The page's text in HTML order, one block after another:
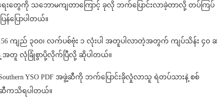
တွေကို သဘောမကျတာကြောင့် ခုလို ဘက်ပြောင်းလာခဲ့တာလို့ တပ်ကြပ်
န်ပြောပါတယ်။
ကျည် ၃၀၀၊ လက်ပစ်ဗုံး ၁ လုံးပါ အတူပါလာတဲ့အတွက် ကျပ်သိန်း ၄၀
စုနဲ့ အတူ လုံခြုံစွာပို့လိုက်ပြီလို့ ဆိုပါတယ်။
YSO PDF အဖွဲ့ဆီကို ဘက်ပြောင်းခိုလှုံလာသူ ရဲတပ်သားနဲ့ စစ်
ဖွဲ့ဆီကသိရပါတယ်။